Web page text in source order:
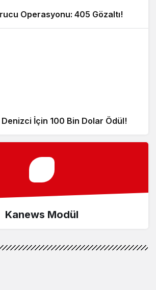
Operasyonu: 405 Gözaltı!
Denizci İçin 100 Bin Dolar Ödül!
Kanews Modül